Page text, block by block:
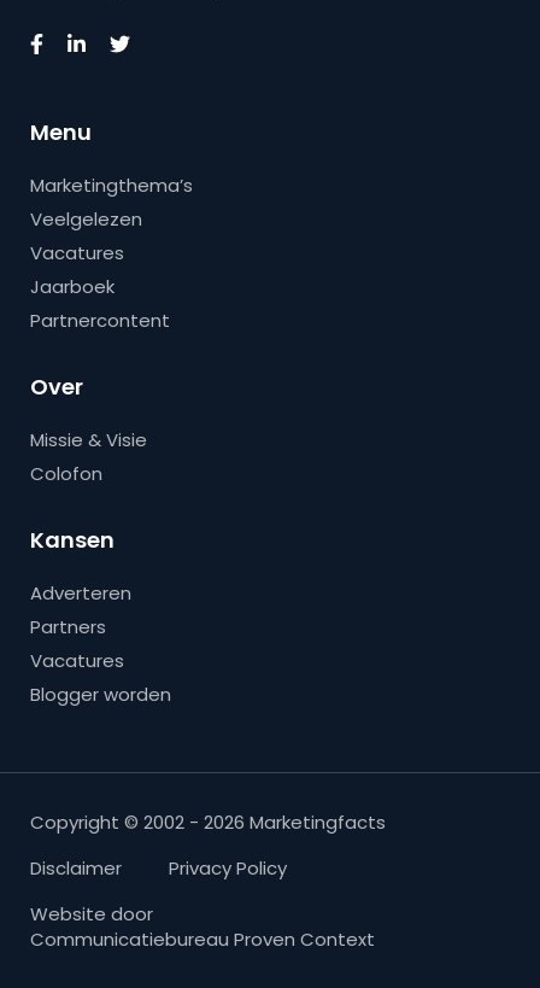
Menu
Marketingthema’s
Veelgelezen
Vacatures
Jaarboek
Partnercontent
Over
Missie & Visie
Colofon
Kansen
Adverteren
Partners
Vacatures
Blogger worden
Copyright © 2002 - 2026 Marketingfacts
Disclaimer
Privacy Policy
Website door
Communicatiebureau Proven Context